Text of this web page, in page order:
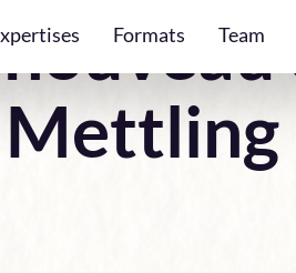
Formats Team
Mettling